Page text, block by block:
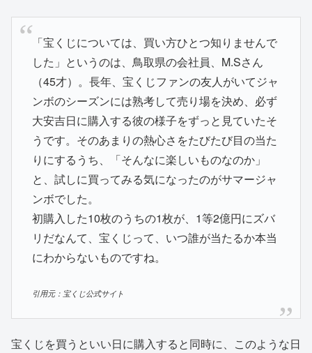
「宝くじについては、買い方ひとつ知りませんで
した」というのは、鳥取県の会社員、M.Sさん
（45才）。長年、宝くじファンの友人がいてジャ
ンボのシーズンには熟考して売り場を決め、必ず
大安吉日に購入する彼の様子をずっと見ていたそ
うです。そのあまりの熱心さをたびたび目の当た
りにするうち、「そんなに楽しいものなのか」
と、試しに買ってみる気になったのがサマージャ
ンボでした。
初購入した10枚のうちの1枚が、1等2億円にズバ
リだなんて、宝くじって、いつ誰が当たるか本当
にわからないものですね。
引用元：宝くじ公式サイト
宝くじを買うといい日に購入すると同時に、このような日